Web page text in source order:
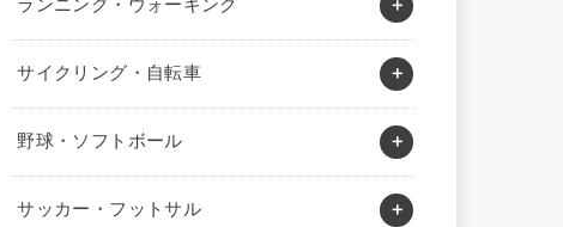
ランニング・ウォーキング
サイクリング・自転車
野球・ソフトボール
サッカー・フットサル